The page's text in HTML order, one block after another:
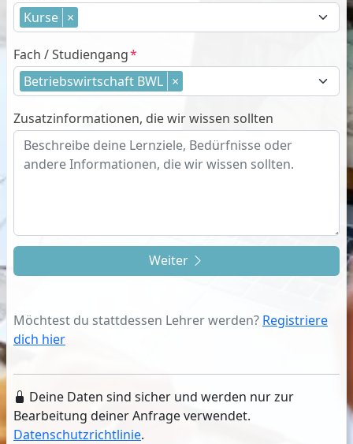
Kurse ×
Fach / Studiengang
Betriebswirtschaft BWL ×
Zusatzinformationen, die wir wissen sollten
Weiter
Möchtest du stattdessen Lehrer werden? Registriere
dich hier
Deine Daten sind sicher und werden nur zur
Bearbeitung deiner Anfrage verwendet.
Datenschutzrichtlinie.